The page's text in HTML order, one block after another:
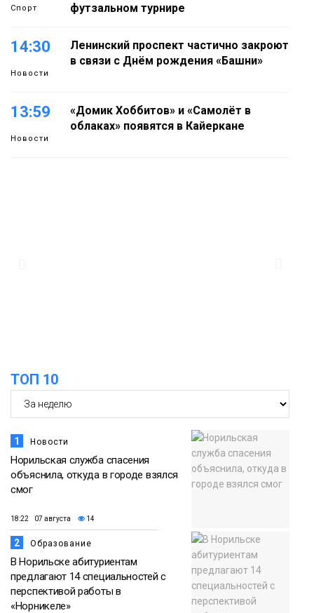
Спорт
футзальном турнире
14:30
Новости
Ленинский проспект частично закроют
в связи с Днём рождения «Башни»
13:59
Новости
«Домик Хоббитов» и «Самолёт в
облаках» появятся в Кайеркане
ТОП 10
1 Новости
Норильская служба спасения
объяснила, откуда в городе взялся
смог
18:22 07 августа 14
2 Образование
В Норильске абитуриентам
предлагают 14 специальностей с
перспективой работы в
«Норникеле»